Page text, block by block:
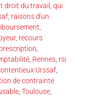
droit du travail , qui
, raisons d'un
,
, recours
,
, Rennes, rsi
Urssaf,
de contrainte
, Toulouse,